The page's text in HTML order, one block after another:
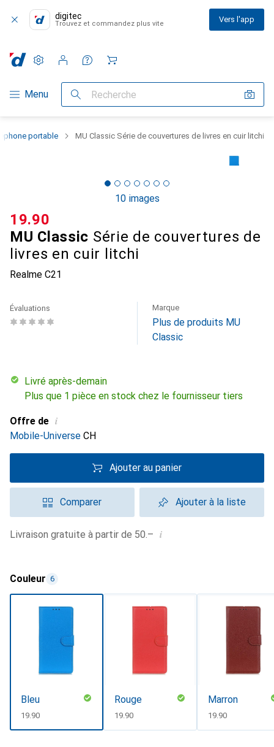
digitec
Trouvez et commandez plus vite Vers l'app
Navigation par catégorie
Menu Recherche
Paramètres
Compte client
Listes de comparaison
Listes d'envies
Panier
portable MU Classic Série de couvertures de livres en cuir litchi
10 images
MU Classic Série de couvertures de
livres en cuir litchi
Realme C21
CHF
19.90
Évaluations Marque
Plus de produits MU
Classic
Livré après-demain
Plus que 1 pièce en stock chez le fournisseur tiers
Offre de i
Mobile-Universe CH
Ajouter au panier
Comparer Ajouter à la liste
Livraison gratuite à partir de 50.– i
Couleur 6
Bleu
CHF
19.90
Rouge
CHF
19.90
Marron
CHF
19.90